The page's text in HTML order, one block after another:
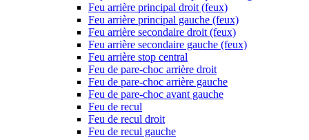
Feu arrière principal droit (feux)
Feu arrière principal gauche (feux)
Feu arrière secondaire droit (feux)
Feu arrière secondaire gauche (feux)
Feu arrière stop central
Feu de pare-choc arrière droit
Feu de pare-choc arrière gauche
Feu de pare-choc avant gauche
Feu de recul
Feu de recul droit
Feu de recul gauche